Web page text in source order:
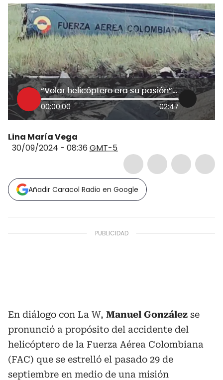
“Volar helicóptero era su pasión”: hermano de tripulante muerto en accidente en Vichada
00:00:00 02:47
Lina María Vega
30/09/2024 - 08:36 GMT-5
Añadir Caracol Radio en Google
En diálogo con La W, Manuel González se
pronunció a propósito del accidente del
helicóptero de la Fuerza Aérea Colombiana
(FAC) que se estrelló el pasado 29 de
septiembre en medio de una misión